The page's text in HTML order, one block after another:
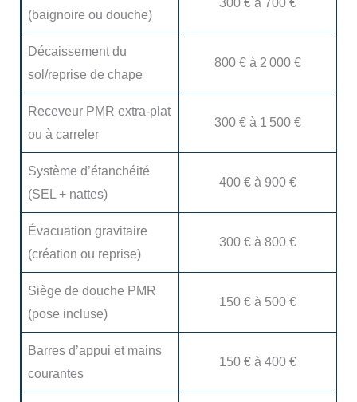
(baignoire ou douche)
Décaissement du
sol/reprise de chape
800 € à 2 000 €
Receveur PMR extra-plat
ou à carreler
300 € à 1 500 €
Système d’étanchéité
(SEL + nattes)
400 € à 900 €
Évacuation gravitaire
(création ou reprise)
300 € à 800 €
Siège de douche PMR
(pose incluse)
150 € à 500 €
Barres d’appui et mains
courantes
150 € à 400 €